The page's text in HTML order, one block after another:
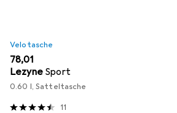
Velotasche
EUR
78,01
Lezyne Sport
0.60 l, Satteltasche
11